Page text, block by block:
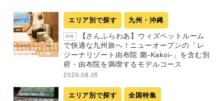
エリア別で探す 九州・沖縄
PR
【さんふらわあ】ウィズペットルーム
で快適な九州旅へ！ニューオープンの「レ
ジーナリゾート由布院 圍-Kakoi-」を含む別
府・由布院を満喫するモデルコース
2026.08.05
エリア別で探す 全国特集